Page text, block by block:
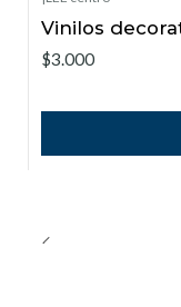
Vinilos
$3.000